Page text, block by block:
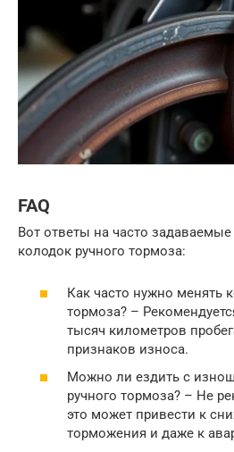
FAQ
Вот ответы на часто
колодок ручного тормоза:
Как часто нужно менять
тормоза? –
тысяч километров
признаков износа.
Можно ли ездить с
ручного тормоза? – Не
это может привести к
торможения и даже к